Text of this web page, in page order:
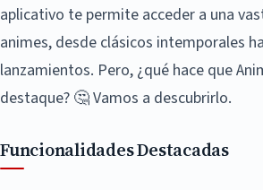
aplicativo te permite acceder a una
animes, desde clásicos intemporales
lanzamientos. Pero, ¿qué hace que
destaque? 🤔 Vamos a descubrirlo.
Funcionalidades Destacadas